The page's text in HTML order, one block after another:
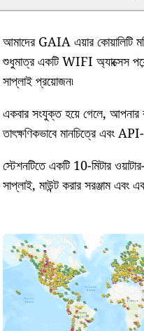
আমাদের GAIA এয়ার কোয়ালিটি
শুধুমাত্র একটি WIFI অ্যাক্সেস
সাপ্লাই প্রয়োজন৷
একবার সংযুক্ত হয়ে গেলে, আপনার
তাৎক্ষণিকভাবে মানচিত্রে এবং
স্টেশনটিতে একটি 10-মিটার
সাপ্লাই, মাউন্ট করার সরঞ্জাম এবং